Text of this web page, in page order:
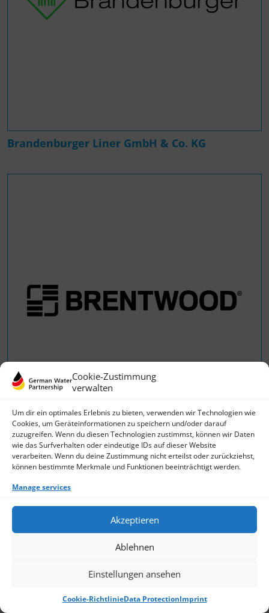
Cookie-Zustimmung
verwalten
Um dir ein optimales Erlebnis zu bieten, verwenden wir Technologien wie
Cookies, um Geräteinformationen zu speichern und/oder darauf
zuzugreifen. Wenn du diesen Technologien zustimmst, können wir Daten
wie das Surfverhalten oder eindeutige IDs auf dieser Website
verarbeiten. Wenn du deine Zustimmung nicht erteilst oder zurückziehst,
können bestimmte Merkmale und Funktionen beeinträchtigt werden.
Manage services
Akzeptieren
Ablehnen
Einstellungen ansehen
Cookie-RichtlinieData ProtectionImprint
Brandenburger Liner GmbH & Co. KG
Brentwood Europe GmbH